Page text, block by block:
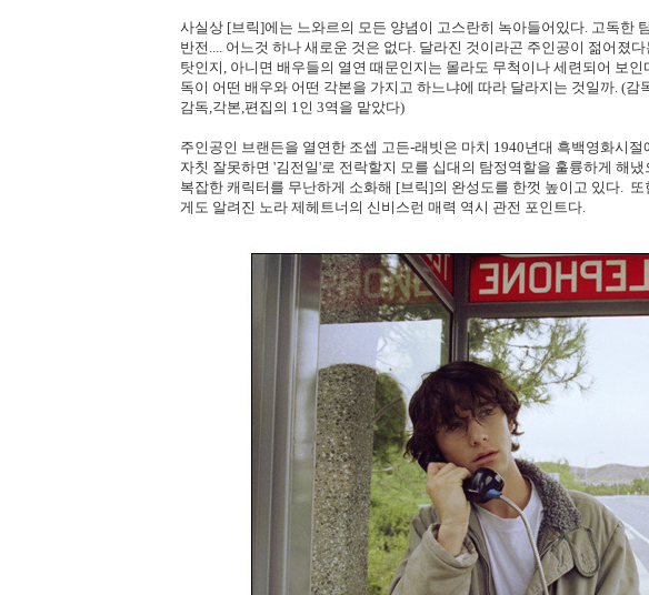
사실상 [브릭]에는 느와르의 모든 양념이 고스란히 녹아들어있다. 고독한
반전.... 어느것 하나 새로운 것은 없다. 달라진 것이라곤 주인공이 젊어졌
탓인지, 아니면 배우들의 열연 때문인지는 몰라도 무척이나 세련되어 보
독이 어떤 배우와 어떤 각본을 가지고 하느냐에 따라 달라지는 것일까. (감
감독,각본,편집의 1인 3역을 맡았다)
주인공인 브랜든을 열연한 조셉 고든-래빗은 마치 1940년대 흑백영화시
자칫 잘못하면 '김전일'로 전락할지 모를 십대의 탐정역할을 훌륭하게 해
복잡한 캐릭터를 무난하게 소화해 [브릭]의 완성도를 한껏 높이고 있다.
게도 알려진 노라 제헤트너의 신비스런 매력 역시 관전 포인트다.